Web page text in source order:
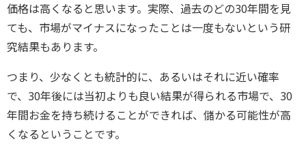
価格は高くなると思います。実際、過去のどの30年間を見
ても、市場がマイナスになったことは一度もないという研
究結果もあります。
つまり、少なくとも統計的に、あるいはそれに近い確率
で、30年後には当初よりも良い結果が得られる市場で、30
年間お金を持ち続けることができれば、儲かる可能性が高
くなるということです。